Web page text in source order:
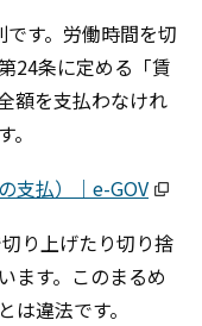
す。労働時間を切
24条に定める「賃
額を支払わなけれ
支払）｜e-GOV
り上げたり切り捨
ます。このまるめ
違法です。